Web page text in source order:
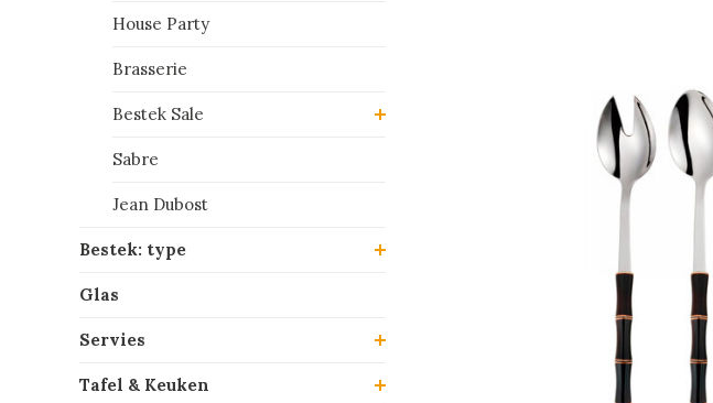
House Party
Brasserie
Bestek Sale
Sabre
Jean Dubost
Bestek: type
Glas
Servies
Tafel & Keuken